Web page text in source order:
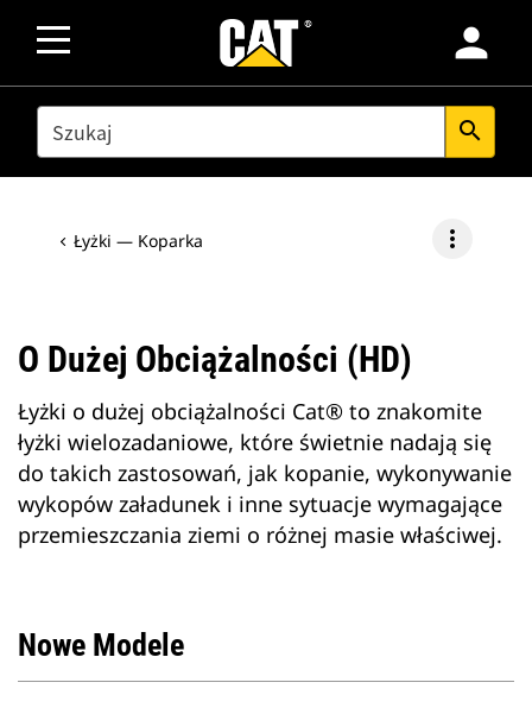
person
SEARCH search
Łyżki — Koparka more_vert
O Dużej Obciążalności (HD)
Łyżki o dużej obciążalności Cat® to znakomite
łyżki wielozadaniowe, które świetnie nadają się
do takich zastosowań, jak kopanie, wykonywanie
wykopów załadunek i inne sytuacje wymagające
przemieszczania ziemi o różnej masie właściwej.
Nowe Modele